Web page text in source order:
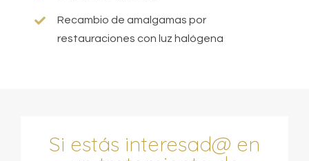
Recambio de amalgamas por
restauraciones con luz halógena
Si estás interesad@ en